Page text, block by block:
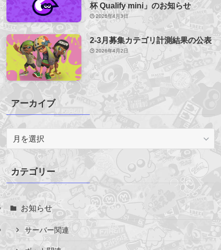
杯 Qualify mini」のお知らせ
2026年4月3日
2-3月募集カテゴリ計測結果の公表
2026年4月2日
アーカイブ
ー
カ
イ
ブ
カテゴリー
お知らせ
サーバー関連